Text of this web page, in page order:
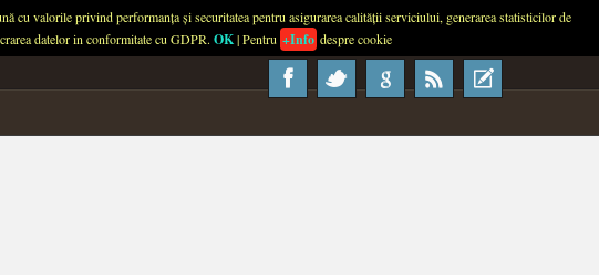
About Contact Advertise Usage
valorile privind performanța și securitatea pentru asigurarea calității serviciului, generarea statisticilor de
datelor in conformitate cu GDPR. OK| Pentru +Info despre cookie